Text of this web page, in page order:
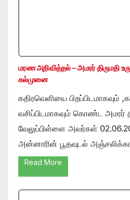
மரண அறிவித்தல் – அமரர் திருமதி
கல்முனை
கதிரவெளியை பிறப்பிடமாகவும்
வசிப்பிடமாகவும் கொண்ட அமரர்
வேலுப்பிள்ளை அவர்கள்
அன்னாரின் பூதவுடல்
Read More